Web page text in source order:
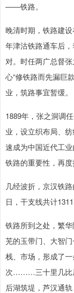
——铁路。
晚清时期，铁路建
年津沽铁路通车后
对。时任两广总督
心“修铁路而先漏巨
业，筑路事宜暂缓。
1889年，张之洞调
业，设立织布局、
速成为中国近代工
铁路的重要性，再度
几经波折，京汉铁
日，干支线共计
铁路所到之处，繁
芜的玉带门、大智
栈、市场，形成了
次………三十里几比
后湖筑堤，芦汉通